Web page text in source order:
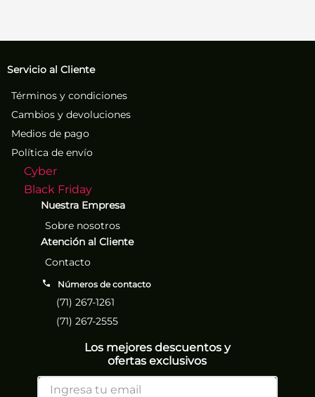
Servicio al Cliente
Términos y condiciones
Cambios y devoluciones
Medios de pago
Política de envío
Cyber
Black Friday
Nuestra Empresa
Sobre nosotros
Atención al Cliente
Contacto
Números de contacto
(71) 267-1261
(71) 267-2555
Los mejores descuentos y
ofertas exclusivos